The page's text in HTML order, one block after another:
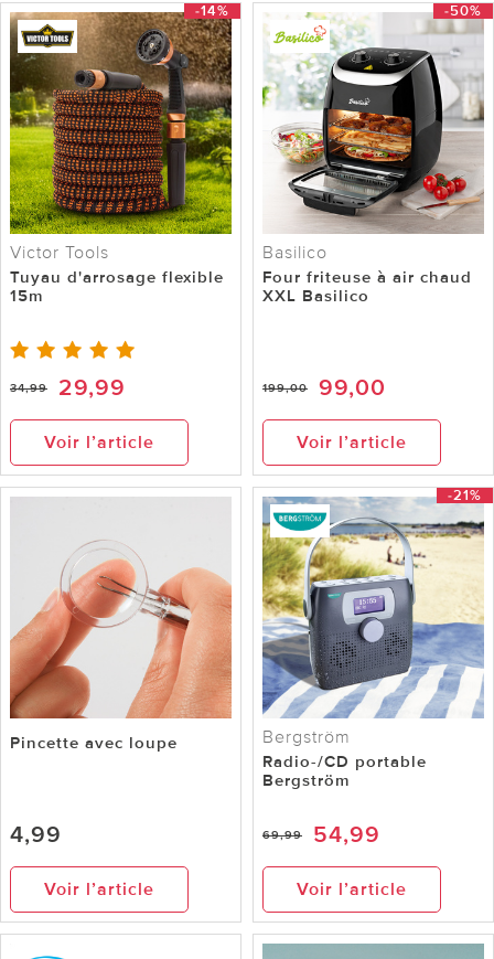
-14%
Victor Tools
Tuyau d'arrosage flexible
15m
34,99 29,99
Voir l’article
-50%
Basilico
Four friteuse à air chaud
XXL Basilico
199,00 99,00
Voir l’article
Pincette avec loupe
4,99
Voir l’article
-21%
Bergström
Radio-/CD portable
Bergström
69,99 54,99
Voir l’article